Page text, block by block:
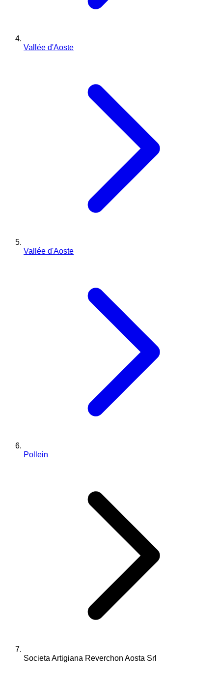
Vallée d'Aoste
Vallée d'Aoste
Pollein
Societa Artigiana Reverchon Aosta Srl